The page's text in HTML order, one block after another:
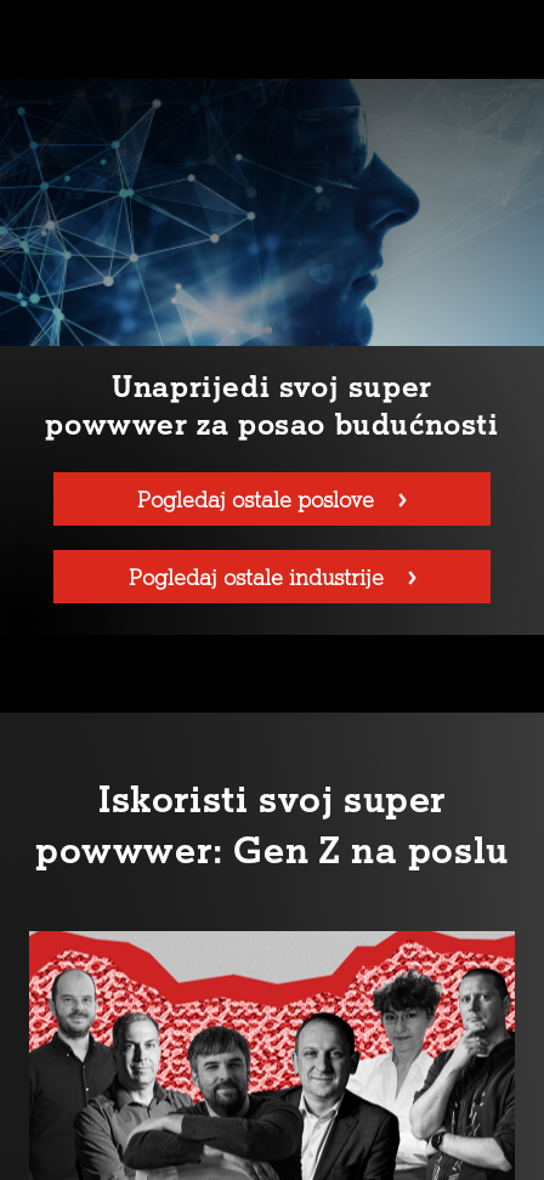
Unaprijedi svoj super
powwwer za posao budućnosti
Pogledaj ostale poslove
Pogledaj ostale industrije
Iskoristi svoj super
powwwer: Gen Z na poslu